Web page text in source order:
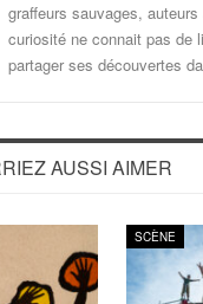
graffeurs sauvages,
curiosité ne connait pas de
partager ses découvertes
AUSSI AIMER
SCÈNE